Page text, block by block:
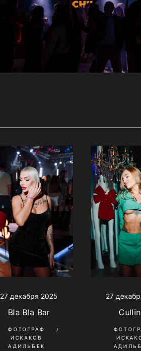
27 декабря 2025
Bla Bla Bar
ФОТОГРАФ
ИСКАКОВ
АДИЛЬБЕК
27